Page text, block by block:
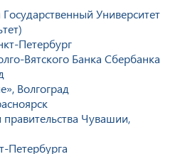
Университет
Петербург
Вятского Банка Сбербанка
Волгоград
Чувашии,
Петербурга